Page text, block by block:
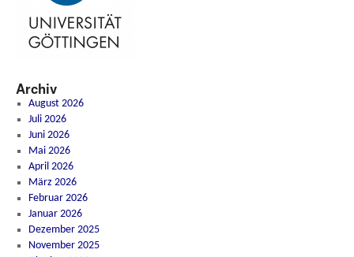
Archiv
August 2026
Juli 2026
Juni 2026
Mai 2026
April 2026
März 2026
Februar 2026
Januar 2026
Dezember 2025
November 2025